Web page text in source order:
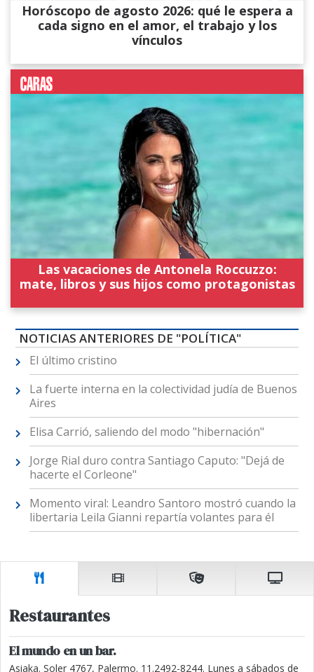
Horóscopo de agosto 2026: qué le espera a
cada signo en el amor, el trabajo y los
vínculos
Las vacaciones de Antonela Roccuzzo:
mate, libros y sus hijos como protagonistas
NOTICIAS ANTERIORES DE "POLÍTICA"
El último cristino
La fuerte interna en la colectividad judía de Buenos
Aires
Elisa Carrió, saliendo del modo "hibernación"
Jorge Rial duro contra Santiago Caputo: "Dejá de
hacerte el Corleone"
Momento viral: Leandro Santoro mostró cuando la
libertaria Leila Gianni repartía volantes para él
Restaurantes
El mundo en un bar.
Asiaka. Soler 4767, Palermo. 11.2492-8244. Lunes a sábados de